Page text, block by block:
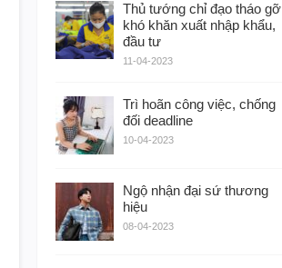
Thủ tướng chỉ đạo tháo gỡ
khó khăn xuất nhập khẩu,
đầu tư
11-04-2023
Trì hoãn công việc, chống
đối deadline
10-04-2023
Ngộ nhận đại sứ thương
hiệu
08-04-2023